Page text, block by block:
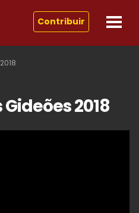
Contribuir
2018